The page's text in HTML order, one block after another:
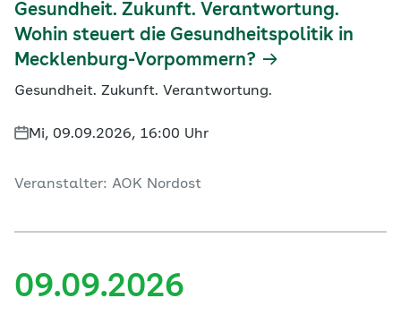
Gesundheit. Zukunft. Verantwortung.
Wohin steuert die Gesundheitspolitik in
Mecklenburg-Vorpommern?
Gesundheit. Zukunft. Verantwortung.
Mi, 09.09.2026, 16:00 Uhr
Veranstalter: AOK Nordost
09.09.2026